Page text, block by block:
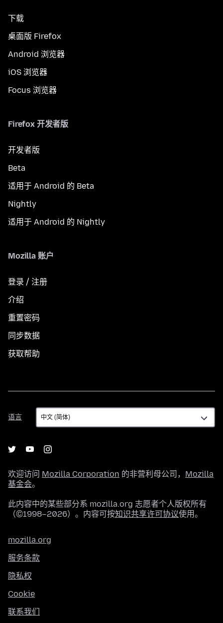
下载
桌面版 Firefox
Android 浏览器
iOS 浏览器
Focus 浏览器
Firefox 开发者版
开发者版
Beta
适用于 Android 的 Beta
Nightly
适用于 Android 的 Nightly
Mozilla 账户
登录 / 注册
介绍
重置密码
同步数据
获取帮助
语言
语
言
欢迎访问 Mozilla Corporation 的非营利母公司， Mozilla
基金会。
此内容中的某些部分系 mozilla.org 志愿者个人版权所有
（©1998–2026）。内容可按知识共享许可协议使用。
mozilla.org
服务条款
隐私权
Cookie
联系我们